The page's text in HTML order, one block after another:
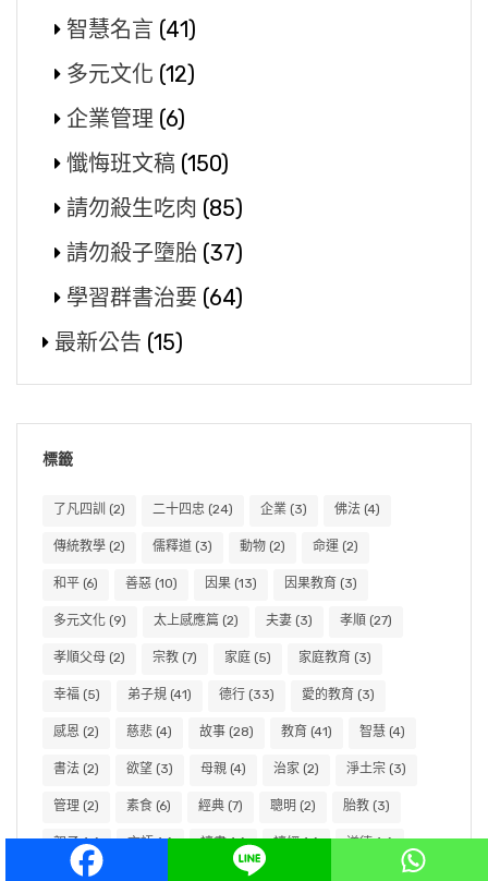
智慧名言 (41)
多元文化 (12)
企業管理 (6)
懺悔班文稿 (150)
請勿殺生吃肉 (85)
請勿殺子墮胎 (37)
學習群書治要 (64)
最新公告 (15)
標籤
了凡四訓 (2) 二十四忠 (24) 企業 (3) 佛法 (4)
傳統教學 (2) 儒釋道 (3) 動物 (2) 命運 (2)
和平 (6) 善惡 (10) 因果 (13) 因果教育 (3)
多元文化 (9) 太上感應篇 (2) 夫妻 (3) 孝順 (27)
孝順父母 (2) 宗教 (7) 家庭 (5) 家庭教育 (3)
幸福 (5) 弟子規 (41) 德行 (33) 愛的教育 (3)
感恩 (2) 慈悲 (4) 故事 (28) 教育 (41) 智慧 (4)
書法 (2) 欲望 (3) 母親 (4) 治家 (2) 淨土宗 (3)
管理 (2) 素食 (6) 經典 (7) 聰明 (2) 胎教 (3)
親子(5) 言語(2) 讀書(2) 讀經(2) 道德(3)